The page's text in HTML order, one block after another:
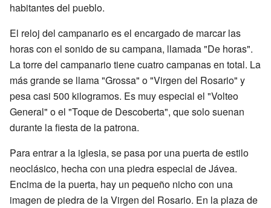
habitantes del pueblo.
El reloj del campanario es el encargado de marcar las
horas con el sonido de su campana, llamada "De horas".
La torre del campanario tiene cuatro campanas en total. La
más grande se llama "Grossa" o "Virgen del Rosario" y
pesa casi 500 kilogramos. Es muy especial el "Volteo
General" o el "Toque de Descoberta", que solo suenan
durante la fiesta de la patrona.
Para entrar a la iglesia, se pasa por una puerta de estilo
neoclásico, hecha con una piedra especial de Jávea.
Encima de la puerta, hay un pequeño nicho con una
imagen de piedra de la Virgen del Rosario. En la plaza de